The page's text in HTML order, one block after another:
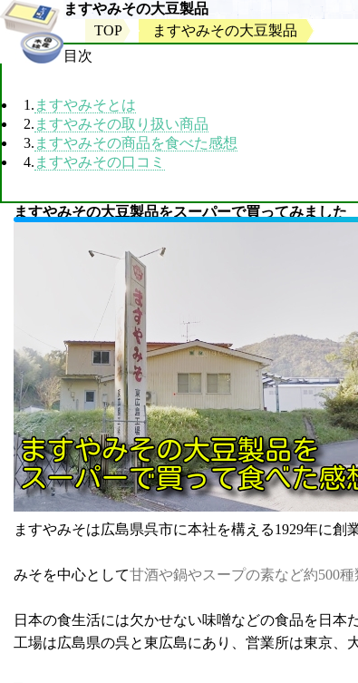
ますやみその大豆製品
TOP
ますやみその大豆製品
目次
1. ますやみそとは
2. ますやみその取り扱い商品
3. ますやみその商品を食べた感想
4. ますやみその口コミ
ますやみその大豆製品をスーパーで買ってみました
ますやみそは広島県呉市に本社を構える1929年に創
みそを中心として甘酒や鍋やスープの素など約500
日本の食生活には欠かせない味噌などの食品を日本
工場は広島県の呉と東広島にあり、営業所は東京、